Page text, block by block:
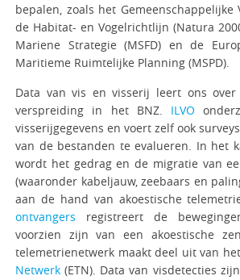
bepalen, zoals het Gemeenschappelijke
de Habitat- en Vogelrichtlijn (Natura
Mariene Strategie (MSFD) en de
Maritieme Ruimtelijke Planning (MSPD).
Data van vis en visserij leert ons
verspreiding in het BNZ. ILVO
visserijgegevens en voert zelf ook
van de bestanden te evalueren. In het
wordt het gedrag en de migratie van
(waaronder kabeljauw, zeebaars en
aan de hand van akoestische
ontvangers registreert de
voorzien zijn van een akoestische
telemetrienetwerk maakt deel uit van het
Netwerk(ETN). Data van visdetecties